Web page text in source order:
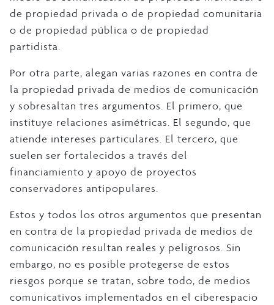
de propiedad privada o de propiedad comunitaria
o de propiedad pública o de propiedad
partidista.
Por otra parte, alegan varias razones en contra de
la propiedad privada de medios de comunicación
y sobresaltan tres argumentos. El primero, que
instituye relaciones asimétricas. El segundo, que
atiende intereses particulares. El tercero, que
suelen ser fortalecidos a través del
financiamiento y apoyo de proyectos
conservadores antipopulares.
Estos y todos los otros argumentos que presentan
en contra de la propiedad privada de medios de
comunicación resultan reales y peligrosos. Sin
embargo, no es posible protegerse de estos
riesgos porque se tratan, sobre todo, de medios
comunicativos implementados en el ciberespacio